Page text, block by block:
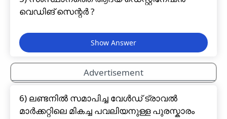
വെഡിങ് സെന്റർ ?
Advertisement
6) ലണ്ടനിൽ സമാപിച്ച വേൾഡ് ട്രാവൽ
മാർക്കറ്റിലെ മികച്ച പവലിയനുള്ള പുരസ്കാരം